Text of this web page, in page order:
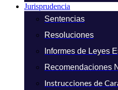
Jurisprudencia
Sentencias
Resoluciones
Informes de Leyes
Recomendaciones
Instrucciones de